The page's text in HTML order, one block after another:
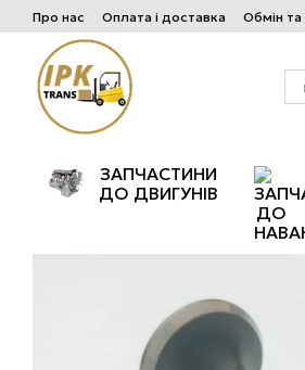
Перейти до основного контенту
Про нас Оплата і доставка Обмін та
ЗАПЧАСТИНИ
ДО ДВИГУНІВ